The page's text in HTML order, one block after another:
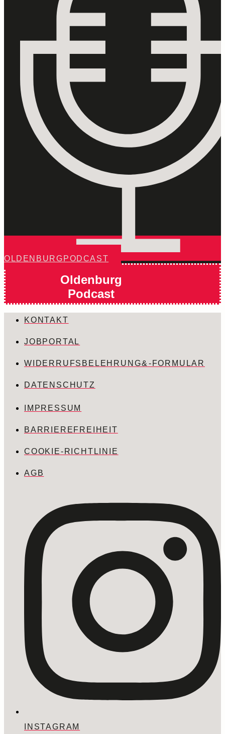
OLDENBURG PODCAST
Oldenburg
Podcast
KONTAKT
JOBPORTAL
WIDERRUFSBELEHRUNG & -FORMULAR
DATENSCHUTZ
IMPRESSUM
BARRIEREFREIHEIT
COOKIE-RICHTLINIE
AGB
INSTAGRAM